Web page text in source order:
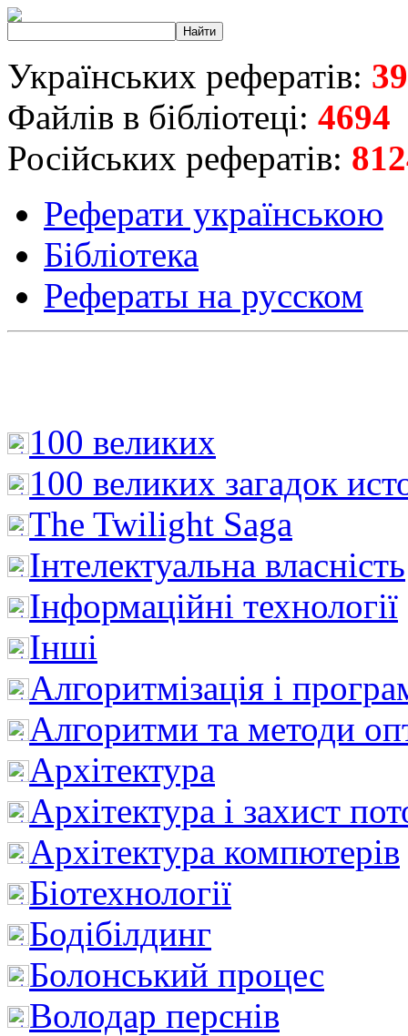
Українських рефератів:
Файлів в бібліотеці: 4694
Російських рефератів:
Реферати українською
Бібліотека
Рефераты на русском
100 великих
100 великих загадок
The Twilight Saga
Інтелектуальна влaсність
Інформаційні технології
Інші
Алгоритмізація і
Алгоритми та методи
Архітектура
Архітектура і захист
Архітектура компютерів
Біотехнології
Бодібілдинг
Болонський процес
Володар перснів